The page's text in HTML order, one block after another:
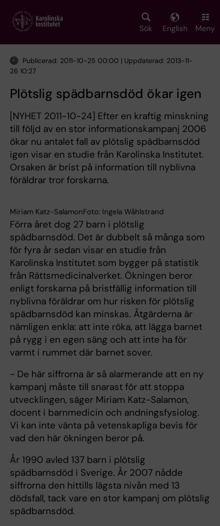
main
Sök English Meny
Publicerad: 2011-10-25 00:00 | Uppdaterad: 2013-11-
26 10:27
Plötslig spädbarnsdöd ökar igen
[NYHET 2011-10-24] Efter en kraftig minskning
till följd av en stor informationskampanj 2006
ökar nu antalet fall av plötslig spädbarnsdöd
igen visar en studie från Karolinska Institutet.
Orsaken är brist på information till nyblivna
föräldrar tror forskarna.
Miriam Katz-SalamonFoto: Ingela Wåhlstrand
Förra året dog 27 barn i plötslig
spädbarnsdöd. Det är dubbelt så många som
för fyra år sedan visar en studie från
Karolinska Institutet som bygger på statistik
från Rättsmedicinalverket. Ökningen beror
enligt forskarna på bristfällig information till
nyblivna föräldrar om hur risken för plötslig
spädbarnsdöd kan minskas. Åtgärderna är
nämligen enkla: att inte röka, att lägga barnet
på rygg i en egen säng och att inte ha för
varmt i rummet där barnet sover.
- De här siffrorna är så alarmerande att en ny
kampanj måste till snarast för att stoppa
utvecklingen, säger Miriam Katz-Salamon,
docent i barnmedicin och andningsfysiolog.
Vi kan inte vänta på vetenskapliga bevis för
vad den här ökningen beror på.
År 1990 avled 137 barn i plötslig
spädbarnsdöd i Sverige. År 2007 nådde
siffrorna den hittills lägsta nivån med 13
dödsfall, tack vare en stor kampanj om plötslig
spädbarnsdöd.